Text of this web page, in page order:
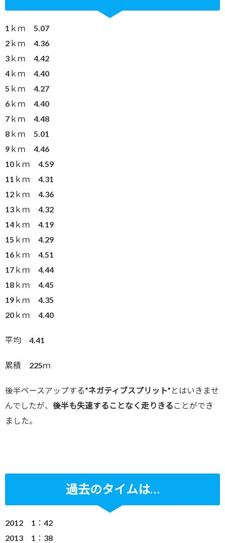
1ｋｍ 5.07
2ｋｍ 4.36
3ｋｍ 4.42
4ｋｍ 4.40
5ｋｍ 4.27
6ｋｍ 4.40
7ｋｍ 4.48
8ｋｍ 5.01
9ｋｍ 4.46
10ｋｍ 4.59
11ｋｍ 4.31
12ｋｍ 4.36
13ｋｍ 4.32
14ｋｍ 4.19
15ｋｍ 4.29
16ｋｍ 4.51
17ｋｍ 4.44
18ｋｍ 4.45
19ｋｍ 4.35
20ｋｍ 4.40
平均 4.41
累積 225ｍ
後半ペースアップする“ネガティブスプリット” とはいきませ
んでしたが、 後半も失速することなく走りきる ことができ
ました。
過去のタイムは…
2012 1：42
2013 1：38